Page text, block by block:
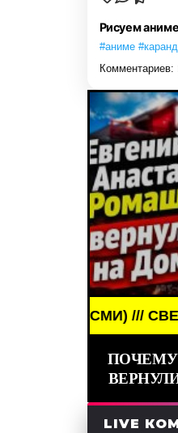
Рисуем
#аниме
Комментариев:
(СМИ) /// СВЕЖИЕ
LIVE